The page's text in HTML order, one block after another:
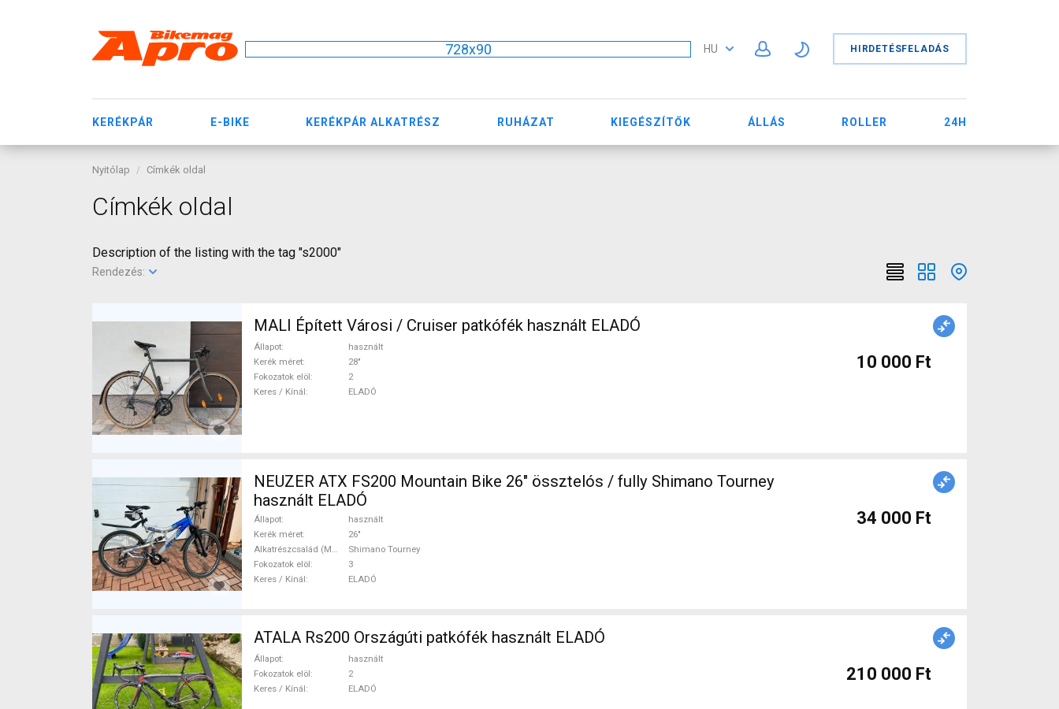
728x90 HU HIRDETÉSFELADÁS
KERÉKPÁR E-BIKE KERÉKPÁR ALKATRÉSZ RUHÁZAT KIEGÉSZÍTŐK ÁLLÁS ROLLER 24H
Nyitólap Címkék oldal
Címkék oldal
Description of the listing with the tag "s2000"
Rendezés:
MALI Épített Városi / Cruiser patkófék használt ELADÓ
Állapot
használt
Kerék méret
28"
Fokozatok elöl
2
Keres / Kínál
ELADÓ
10 000 Ft
NEUZER ATX FS200 Mountain Bike 26" össztelós / fully Shimano Tourney
használt ELADÓ
Állapot
használt
Kerék méret
26"
Alkatrészcsalád (MTB)
Shimano Tourney
Fokozatok elöl
3
Keres / Kínál
ELADÓ
34 000 Ft
ATALA Rs200 Országúti patkófék használt ELADÓ
Állapot
használt
Fokozatok elöl
2
Keres / Kínál
ELADÓ
210 000 Ft